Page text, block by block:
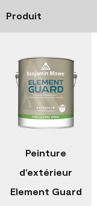
Produit
Peinture
d’extérieur
Element Guard